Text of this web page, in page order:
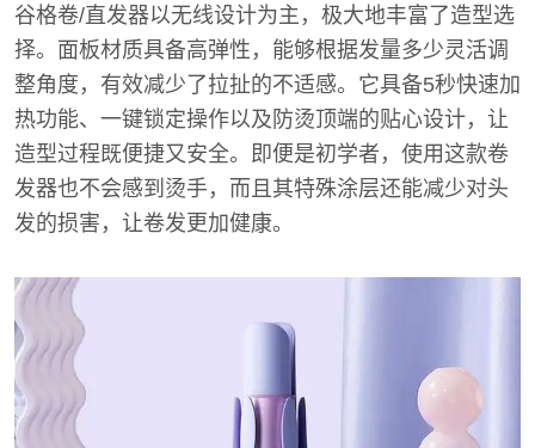
谷格卷/直发器以无线设计为主，极大地丰富了造型选
择。面板材质具备高弹性，能够根据发量多少灵活调
整角度，有效减少了拉扯的不适感。它具备5秒快速加
热功能、一键锁定操作以及防烫顶端的贴心设计，让
造型过程既便捷又安全。即便是初学者，使用这款卷
发器也不会感到烫手，而且其特殊涂层还能减少对头
发的损害，让卷发更加健康。